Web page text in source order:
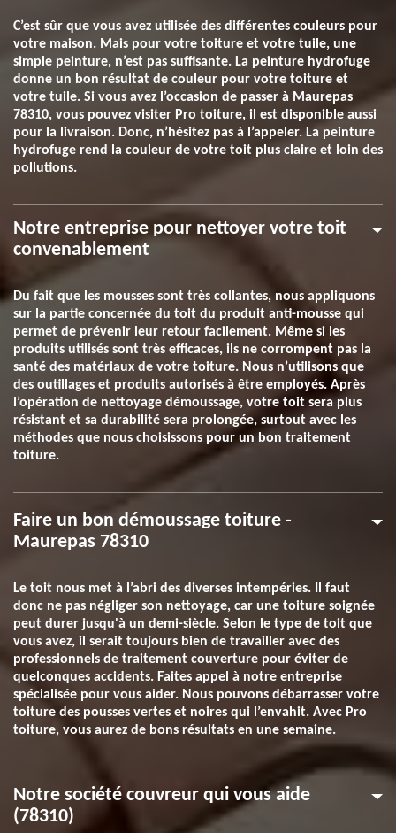
C’est sûr que vous avez utilisée des différentes couleurs pour
votre maison. Mais pour votre toiture et votre tuile, une
simple peinture, n’est pas suffisante. La peinture hydrofuge
donne un bon résultat de couleur pour votre toiture et
votre tuile. Si vous avez l’occasion de passer à Maurepas
78310, vous pouvez visiter Pro toiture, il est disponible aussi
pour la livraison. Donc, n’hésitez pas à l’appeler. La peinture
hydrofuge rend la couleur de votre toit plus claire et loin des
pollutions.
Notre entreprise pour nettoyer votre toit
convenablement
Du fait que les mousses sont très collantes, nous appliquons
sur la partie concernée du toit du produit anti-mousse qui
permet de prévenir leur retour facilement. Même si les
produits utilisés sont très efficaces, ils ne corrompent pas la
santé des matériaux de votre toiture. Nous n’utilisons que
des outillages et produits autorisés à être employés. Après
l’opération de nettoyage démoussage, votre toit sera plus
résistant et sa durabilité sera prolongée, surtout avec les
méthodes que nous choisissons pour un bon traitement
toiture.
Faire un bon démoussage toiture -
Maurepas 78310
Le toit nous met à l’abri des diverses intempéries. Il faut
donc ne pas négliger son nettoyage, car une toiture soignée
peut durer jusqu'à un demi-siècle. Selon le type de toit que
vous avez, il serait toujours bien de travailler avec des
professionnels de traitement couverture pour éviter de
quelconques accidents. Faites appel à notre entreprise
spécialisée pour vous aider. Nous pouvons débarrasser votre
toiture des pousses vertes et noires qui l’envahit. Avec Pro
toiture, vous aurez de bons résultats en une semaine.
Notre société couvreur qui vous aide
(78310)